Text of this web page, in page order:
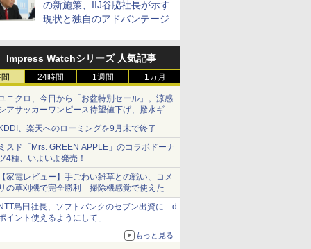
の新施策、IIJ谷脇社長が示す
現状と独自のアドバンテージ
Impress Watchシリーズ 人気記事
24時間 1週間 1カ月
ニクロ、今日から「お盆特別セール」。涼感
アサッカーワンピース待望値下げ、撥水ギア
ョーツは1990円に
、楽天へのローミングを9月末で終了
スド「Mrs. GREEN APPLE」のコラボドーナ
4種、いよいよ発売！
家電レビュー】手ごわい雑草との戦い、コメ
の草刈機で完全勝利 掃除機感覚で使えた
島田社長、ソフトバンクのセブン出資に「d
イント使えるようにして」
もっと見る